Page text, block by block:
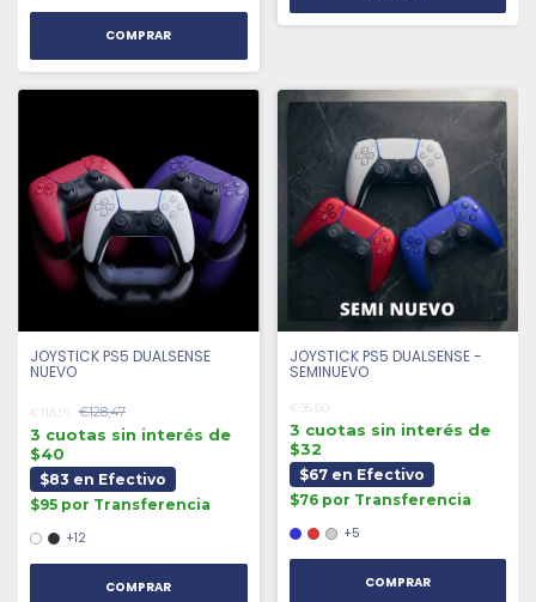
COMPRAR
JOYSTICK PS5 DUALSENSE
NUEVO
€118,91 €128,47
3 cuotas sin interés de
$40
$83 en Efectivo
$95 por Transferencia
+12
COMPRAR
JOYSTICK PS5 DUALSENSE -
SEMINUEVO
€95,60
3 cuotas sin interés de
$32
$67 en Efectivo
$76 por Transferencia
+5
COMPRAR